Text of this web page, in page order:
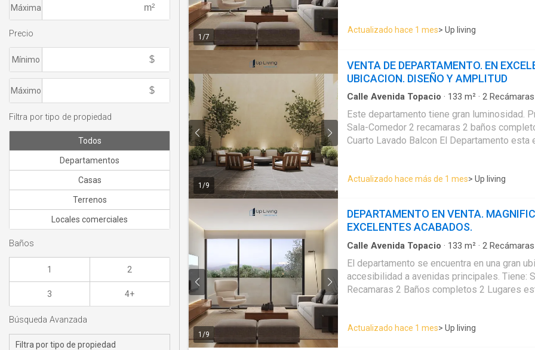
1 /7
En una de las zonas más cotizadas y con
pierdas esta oportunidad
Actualizado hace 1 mes> Up living
1 /9
VENTA DE DEPARTAMENTO. EN
UBICACION. DISEÑO Y AMPLITUD
Calle Avenida Topacio · 133 m² · 2 Recámaras
Balcón·Caseta de vigilancia·Cisterna·Cocina
Limpieza·Estacionamiento· Recámara con
Este departamento tiene gran luminosidad.
Sala-Comedor 2 recamaras 2 baños
Cuarto Lavado Balcon El Departamento esta
Actualizado hace más de 1 mes> Up living
1 /9
DEPARTAMENTO EN VENTA.
EXCELENTES ACABADOS.
Calle Avenida Topacio · 133 m² · 2 Recámaras
Cocina integral·Cuarto de Limpieza·Elevador·
Recámara con closet·Azotea·Seguridad·
El departamento se encuentra en una gran
accesibilidad a avenidas principales. Tiene: Sala-Comedor 2
Recamaras 2 Baños completos 2 Lugares
Localizada en una calle tranquila y bonita.
edificio ofreciendo patios interiores y una
Actualizado hace 1 mes> Up living
Máxima
Precio
Mínimo
Máximo
Filtra por tipo de propiedad
Todos
Departamentos
Casas
Terrenos
Locales comerciales
Baños
1 2
3 4+
Búsqueda Avanzada
Filtra por tipo de propiedad